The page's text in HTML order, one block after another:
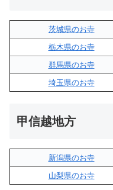
茨城県のお寺
栃木県のお寺
群馬県のお寺
埼玉県のお寺
甲信越地方
新潟県のお寺
山梨県のお寺